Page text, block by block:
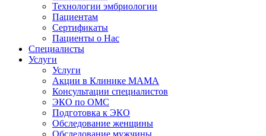
Технологии эмбриологии
Пациентам
Сертификаты
Пациенты о Нас
Специалисты
Услуги
Услуги
Акции в Клинике МАМА
Консультации специалистов
ЭКО по ОМС
Подготовка к ЭКО
Обследование женщины
Обследование мужчины